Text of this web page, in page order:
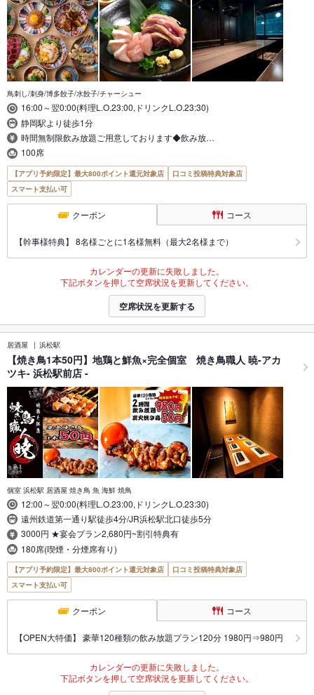
鳥刺し/刺身/博多餃子/水餃子/チャーシュー
16:00～翌0:00(料理L.O.23:00,ドリンクL.O.23:30)
静岡駅より徒歩1分
時間無制限飲み放題ご用意しております◆飲み放…
100席
【アプリ予約限定】最大800ポイント還元対象店
口コミ投稿特典対象店
スマート支払い可
クーポン コース
【幹事様特典】 8名様ごとに1名様無料（最大2名様まで）
カレンダーの更新に失敗しました。
下記ボタンを押して空席状況を更新してください。
空席状況を更新する
居酒屋 浜松駅
【焼き鳥1本50円】地鶏と鮮魚×完全個室 焼き鳥職人 暁-アカ
ツキ- 浜松駅前店 -
個室 浜松駅 居酒屋 焼き鳥 魚 海鮮 焼鳥
12:00～翌0:00(料理L.O.23:00,ドリンクL.O.23:30)
遠州鉄道第一通り駅徒歩4分/JR浜松駅北口徒歩5分
3000円 ★宴会プラン2,680円~割引特典有
180席(喫煙・分煙席有り)
【アプリ予約限定】最大800ポイント還元対象店
口コミ投稿特典対象店
スマート支払い可
クーポン コース
【OPEN大特価】 豪華120種類の飲み放題プラン120分 1980円⇒980円
カレンダーの更新に失敗しました。
下記ボタンを押して空席状況を更新してください。